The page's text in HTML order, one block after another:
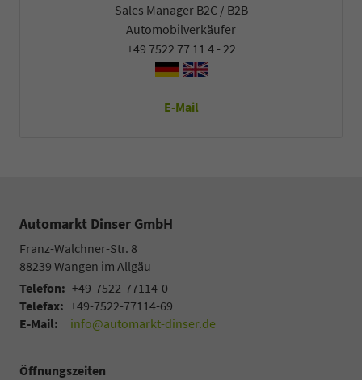
Sales Manager B2C / B2B
Automobilverkäufer
+49 7522 77 11 4 - 22
E-Mail
Automarkt Dinser GmbH
Franz-Walchner-Str. 8
88239 Wangen im Allgäu
Telefon: +49-7522-77114-0
Telefax: +49-7522-77114-69
E-Mail:
info@automarkt-dinser.de
Öffnungszeiten